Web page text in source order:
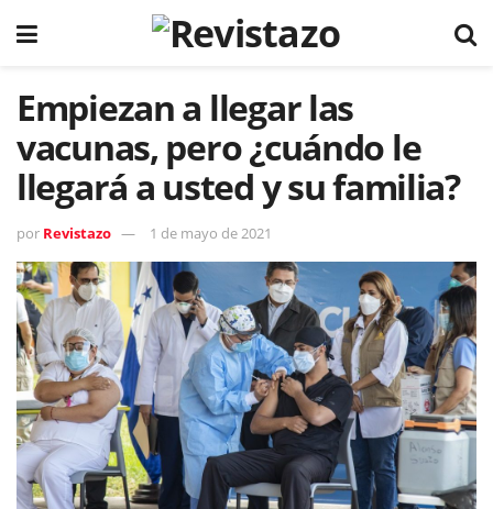
Empiezan a llegar las
vacunas, pero ¿cuándo le
llegará a usted y su familia?
por Revistazo 1 de mayo de 2021